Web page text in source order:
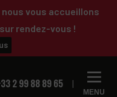
vous accueillons
rendez-vous !
MENU
2 99 88 89 65